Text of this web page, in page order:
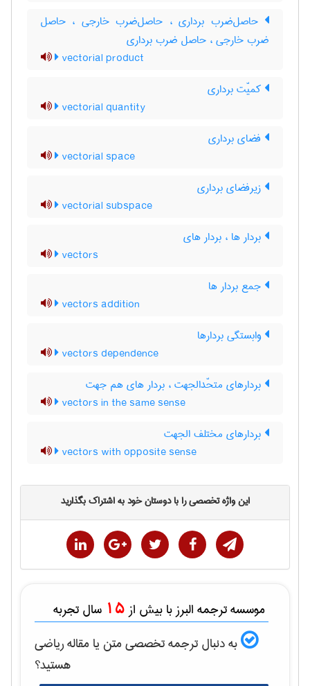
حاصل‌ضرب برداری ، حاصل‌ضرب خارجی ، حاصل
ضرب خارجی ، حاصل ضرب برداری
vectorial product
کمیّت برداری
vectorial quantity
فضای برداری
vectorial space
زیرفضای برداری
vectorial subspace
بردار ها ، بردار های
vectors
جمع بردار ها
vectors addition
وابستگی بردارها
vectors dependence
بردارهای متحّدالجهت ، بردار های هم جهت
vectors in the same sense
بردارهای مختلف الجهت
vectors with opposite sense
این واژه تخصصی را با دوستان خود به اشتراک بگذارید
موسسه ترجمه البرز با بیش از 15 سال تجربه
به دنبال ترجمه تخصصی متن یا مقالهرياضی
هستید؟